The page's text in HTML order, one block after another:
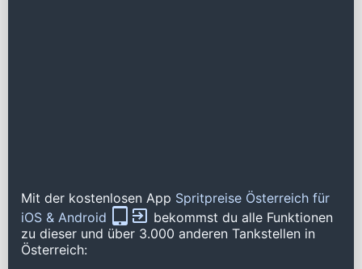
Mit der kostenlosen App Spritpreise Österreich für
iOS & Android
bekommst du alle Funktionen
zu dieser und über 3.000 anderen Tankstellen in
Österreich: